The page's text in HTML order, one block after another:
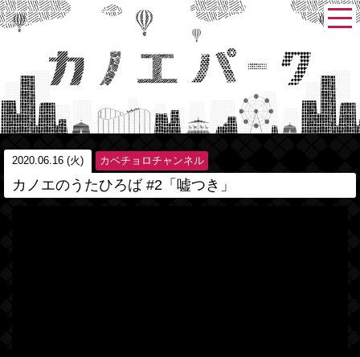
2020.06.16 (火) カベチョロチャンネル
カノエのうたひろば #2「嘘つき」